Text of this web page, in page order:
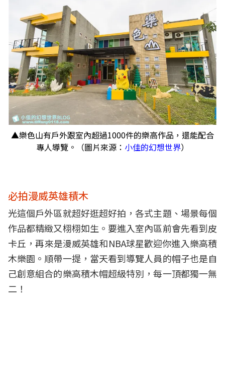
▲樂色山有戶外跟室內超過1000件的樂高作品，還能配合
專人導覽。（圖片來源： 小佳的幻想世界）
必拍漫威英雄積木
光這個戶外區就超好逛超好拍，各式主題、場景每個
作品都精緻又栩栩如生。要進入室內區前會先看到皮
卡丘，再來是漫威英雄和NBA球星歡迎你進入樂高積
木樂園。順帶一提，當天看到導覽人員的帽子也是自
己創意組合的樂高積木帽超級特別，每一頂都獨一無
二！